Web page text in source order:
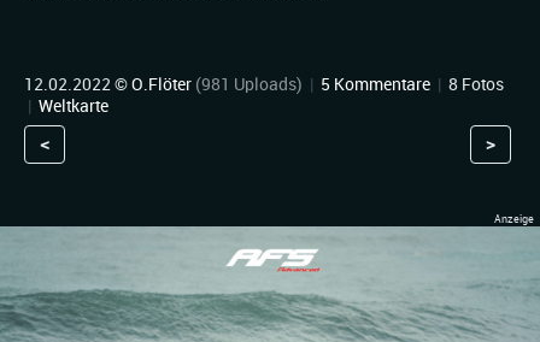
12.02.2022 ©O.Flöter (981 Uploads) | 5 Kommentare | 8 Fotos
| Weltkarte
< >